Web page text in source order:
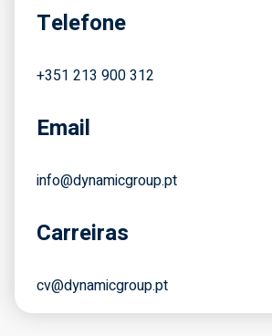
Telefone
+351 213 900 312
Email
info@dynamicgroup.pt
Carreiras
cv@dynamicgroup.pt